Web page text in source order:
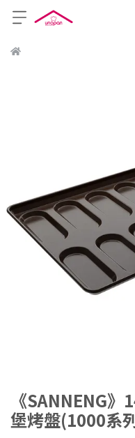
《SANNENG
堡烤盤(1000系